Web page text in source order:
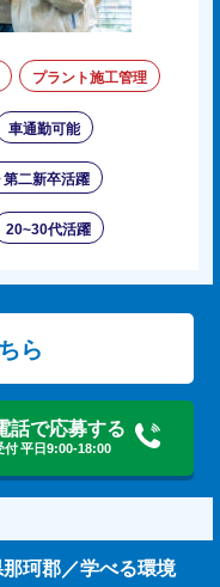
プラント施工管理
車通勤可能
第二新卒活躍
20~30代活躍
ら
話で応募する
付 平日9:00-18:00
那珂郡／学べる環境